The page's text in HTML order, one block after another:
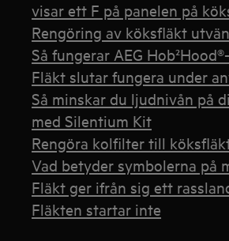
visar ett F på panelen på
Rengöring av köksfläkt
Så fungerar AEG
Fläkt slutar fungera under
Så minskar du ljudnivån på
med Silentium Kit
Rengöra kolfilter till
Vad betyder symbolerna på
Fläkt ger ifrån sig ett
Fläkten startar inte